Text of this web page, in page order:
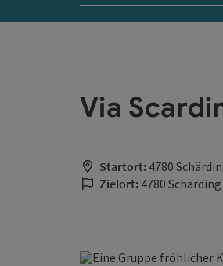
Via
Startort: 4780
Zielort: 4780 Schärding